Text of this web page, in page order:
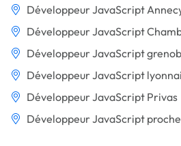
Développeur JavaScript
Développeur JavaScript
Développeur JavaScript
Développeur JavaScript
Développeur JavaScript Privas
Développeur JavaScript